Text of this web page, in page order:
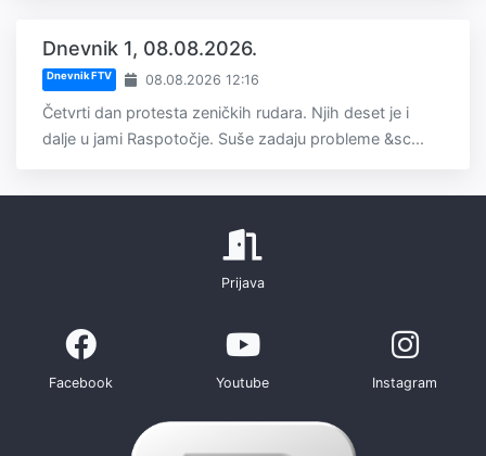
Dnevnik 1, 08.08.2026.
Dnevnik FTV 08.08.2026 12:16
Četvrti dan protesta zeničkih rudara. Njih deset je i
dalje u jami Raspotočje. Suše zadaju probleme &sc...
Prijava
Facebook Youtube Instagram